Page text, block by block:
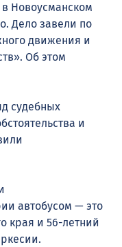
Новоусманском
Дело завели по
движения и
Об этом
судебных
и
автобусом — это
края и 56-летний